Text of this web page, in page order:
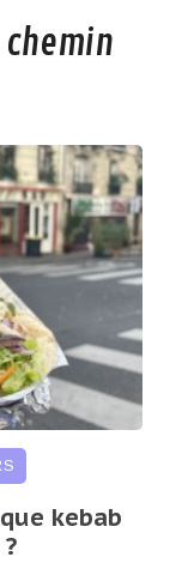
kebab